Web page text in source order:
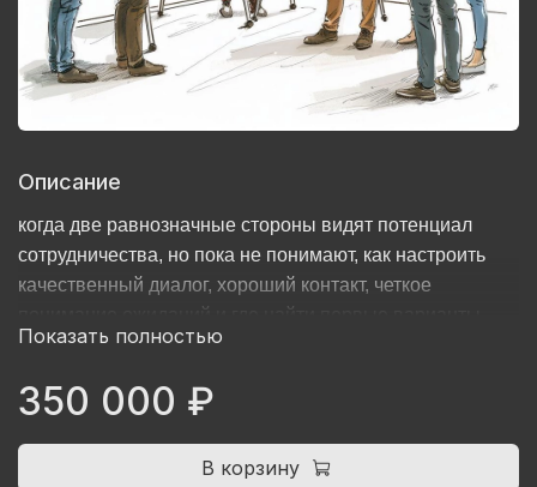
Описание
когда две равнозначные стороны видят потенциал
сотрудничества, но пока не понимают, как настроить
качественный диалог, хороший контакт, четкое
понимание ожиданий и где найти первые варианты
совместных идей.
Показать полностью
350 000 ₽
В корзину